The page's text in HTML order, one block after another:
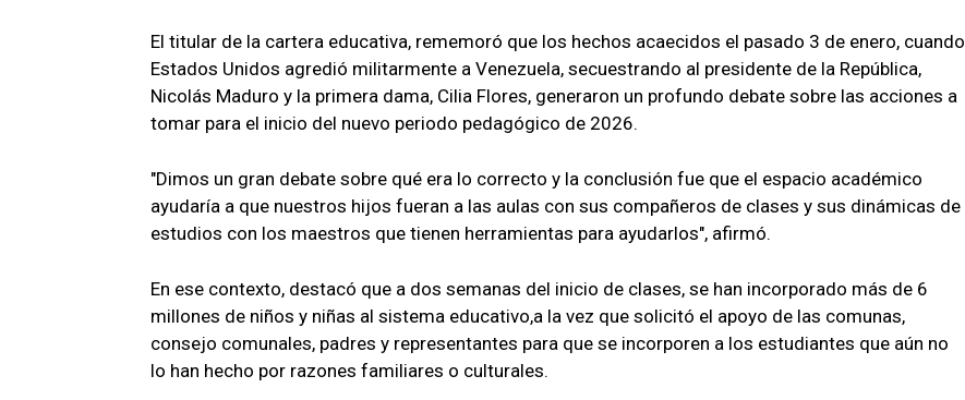
El titular de la cartera educativa, rememoró que los hechos acaecidos el pasado 3 de enero, cuando
Estados Unidos agredió militarmente a Venezuela, secuestrando al presidente de la República,
Nicolás Maduro y la primera dama, Cilia Flores, generaron un profundo debate sobre las acciones a
tomar para el inicio del nuevo periodo pedagógico de 2026.
"Dimos un gran debate sobre qué era lo correcto y la conclusión fue que el espacio académico
ayudaría a que nuestros hijos fueran a las aulas con sus compañeros de clases y sus dinámicas de
estudios con los maestros que tienen herramientas para ayudarlos", afirmó.
En ese contexto, destacó que a dos semanas del inicio de clases, se han incorporado más de 6
millones de niños y niñas al sistema educativo,a la vez que solicitó el apoyo de las comunas,
consejo comunales, padres y representantes para que se incorporen a los estudiantes que aún no
lo han hecho por razones familiares o culturales.